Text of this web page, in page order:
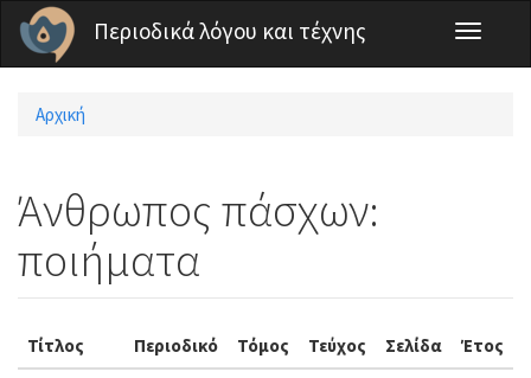
Παράκαμψη προς το κυρίως περιεχόμενο
Περιοδικά λόγου και τέχνης
Toggle
Είστε εδώ
Αρχική
Άνθρωπος πάσχων:
ποιήματα
Τίτλος Περιοδικό Τόμος Τεύχος Σελίδα Έτος